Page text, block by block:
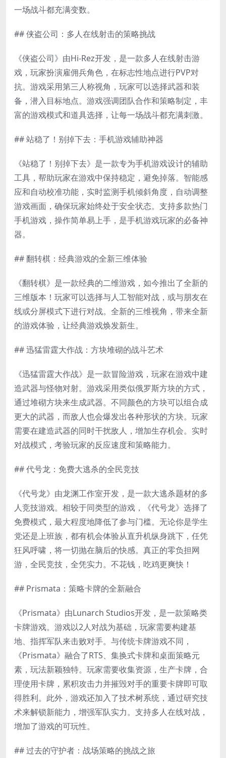
一场战斗都充满变数。
## 侠盗公司：多人在线射击的策略挑战
《侠盗公司》由Hi-Rez开发，是一款多人在线射击游
戏，玩家扮演雇佣兵角色，在标志性地点进行PVP对
抗。游戏采用第三人称视角，玩家可以选择武器和装
备，潜入目标地点。游戏强调团队合作和策略制定，丰
富的游戏模式和道具选择，让每一场战斗都充满刺激。
## 站稳了！别掉下去：手机游戏辅助神器
《站稳了！别掉下去》是一款专为手机游戏设计的辅助
工具，帮助玩家在游戏中保持稳定，避免掉落。智能感
应和自动校准功能，实时监测手机倾斜角度，自动调整
游戏画面，确保玩家始终处于安全状态。支持多款热门
手机游戏，操作简单易上手，是手机游戏玩家的必备神
器。
## 翻转棋：经典游戏的全新三维体验
《翻转棋》是一款经典的二维游戏，如今推出了全新的
三维版本！玩家可以选择与人工智能对战，或与朋友在
线或分屏模式下进行对战。全新的三维视角，带来全新
的游戏体验，让经典游戏焕发新生。
## 迅猛雷霆大作战：方块堆砌的战斗艺术
《迅猛雷霆大作战》是一款冒险游戏，玩家在游戏中建
造武器与怪物对射。游戏采用类似俄罗斯方块的方式，
通过堆砌方块来生成武器。不同颜色的方块可以组合成
更大的武器，而敌人也会爆发出各种形状的方块。玩家
需要在建造武器的同时干扰敌人，增加生存机会。实时
对战模式，考验玩家的反应速度和策略能力。
## 代号龙：免费大逃杀的全民竞技
《代号龙》由龙渊工作室开发，是一款大逃杀题材的多
人竞技游戏。相较于同类型的游戏，《代号龙》选择了
免费模式，最大程度地降低了参与门槛。无论你是学生
党还是上班族，都有机会体验从直升机纵身跳下，任凭
狂风呼啸，将一切抛在脑后的快感。真正的零负担网
游，全民竞技，全凭实力。不花钱，吃鸡更爽快！
## Prismata：策略卡牌的全新融合
《Prismata》由Lunarch Studios开发，是一款策略类
卡牌游戏。游戏以2人对战为基础，玩家需要构建基
地、指挥军队来击败对手。与传统卡牌游戏不同，
《Prismata》融合了RTS、集换式卡牌和桌面策略元
素，玩法新颖独特。玩家需要收集资源，生产卡牌，合
理使用卡牌，累积攻击力并摧毁对手的重要卡牌即可取
得胜利。此外，游戏还加入了技术树系统，通过研究技
术来解锁新能力，增强军队实力。支持多人在线对战，
增加了游戏的可玩性。
## 过去的守护者：战场策略的挑战之旅